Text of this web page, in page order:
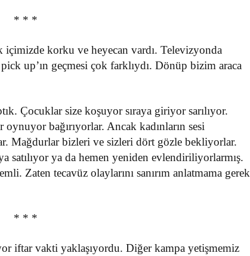
* * *
korku ve heyecan vardı. Televizyonda
up’ın geçmesi çok farklıydı. Dönüp bizim araca
Çocuklar size koşuyor sıraya giriyor sarılıyor.
bağırıyorlar. Ancak kadınların sesi
Mağdurlar bizleri ve sizleri dört gözle bekliyorlar.
satılıyor ya da hemen yeniden evlendiriliyorlarmış.
Zaten tecavüz olaylarını sanırım anlatmama gerek
* * *
iftar vakti yaklaşıyordu. Diğer kampa yetişmemiz